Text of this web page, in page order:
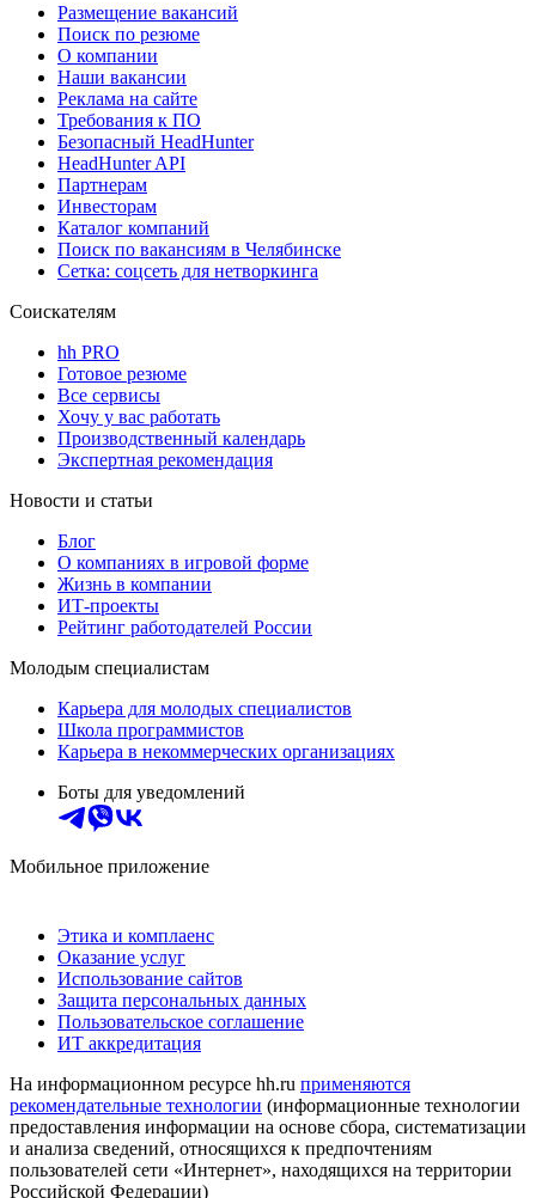
Размещение вакансий
Поиск по резюме
О компании
Наши вакансии
Реклама на сайте
Требования к ПО
Безопасный HeadHunter
HeadHunter API
Партнерам
Инвесторам
Каталог компаний
Поиск по вакансиям в Челябинске
Сетка: соцсеть для нетворкинга
Соискателям
hh PRO
Готовое резюме
Все сервисы
Хочу у вас работать
Производственный календарь
Экспертная рекомендация
Новости и статьи
Блог
О компаниях в игровой форме
Жизнь в компании
ИТ-проекты
Рейтинг работодателей России
Молодым специалистам
Карьера для молодых специалистов
Школа программистов
Карьера в некоммерческих организациях
Боты для уведомлений
Мобильное приложение
Этика и комплаенс
Оказание услуг
Использование сайтов
Защита персональных данных
Пользовательское соглашение
ИТ аккредитация
На информационном ресурсе hh.ru применяются
рекомендательные технологии (информационные технологии
предоставления информации на основе сбора, систематизации
и анализа сведений, относящихся к предпочтениям
пользователей сети «Интернет», находящихся на территории
Российской Федерации)